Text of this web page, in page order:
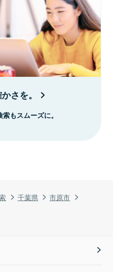
千葉県
市原市
さを。
もスムーズに。